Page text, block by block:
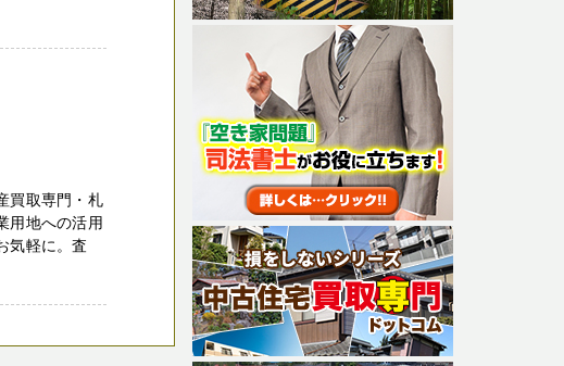
買取専門・札
用地への活用
気軽に。査